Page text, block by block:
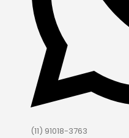
(11) 91018-3763